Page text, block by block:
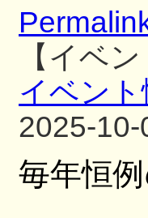
【イベ
イベント
2025-10-
毎年恒例